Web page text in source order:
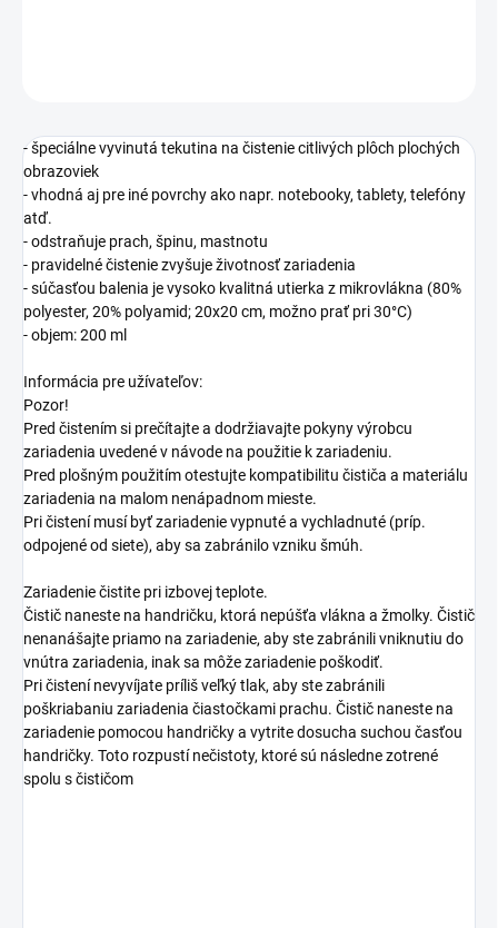
- špeciálne vyvinutá tekutina na čistenie citlivých plôch plochých
obrazoviek
- vhodná aj pre iné povrchy ako napr. notebooky, tablety, telefóny
atď.
- odstraňuje prach, špinu, mastnotu
- pravidelné čistenie zvyšuje životnosť zariadenia
- súčasťou balenia je vysoko kvalitná utierka z mikrovlákna (80%
polyester, 20% polyamid; 20x20 cm, možno prať pri 30°C)
- objem: 200 ml
Informácia pre užívateľov:
Pozor!
Pred čistením si prečítajte a dodržiavajte pokyny výrobcu
zariadenia uvedené v návode na použitie k zariadeniu.
Pred plošným použitím otestujte kompatibilitu čističa a materiálu
zariadenia na malom nenápadnom mieste.
Pri čistení musí byť zariadenie vypnuté a vychladnuté (príp.
odpojené od siete), aby sa zabránilo vzniku šmúh.
Zariadenie čistite pri izbovej teplote.
Čistič naneste na handričku, ktorá nepúšťa vlákna a žmolky. Čistič
nenanášajte priamo na zariadenie, aby ste zabránili vniknutiu do
vnútra zariadenia, inak sa môže zariadenie poškodiť.
Pri čistení nevyvíjate príliš veľký tlak, aby ste zabránili
poškriabaniu zariadenia čiastočkami prachu. Čistič naneste na
zariadenie pomocou handričky a vytrite dosucha suchou časťou
handričky. Toto rozpustí nečistoty, ktoré sú následne zotrené
spolu s čističom